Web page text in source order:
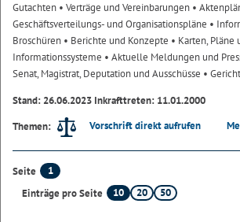
Gutachten • Verträge und Vereinbarungen •
Geschäftsverteilungs- und Organisationspläne •
Broschüren • Berichte und Konzepte • Karten, Pläne
Informationssysteme • Aktuelle Meldungen und
Senat, Magistrat, Deputation und Ausschüsse •
Stand: 26.06.2023 Inkrafttreten: 11.01.2000
Themen:
Vorschrift direkt aufrufen
Seite
1
Einträge pro Seite
10 20 50